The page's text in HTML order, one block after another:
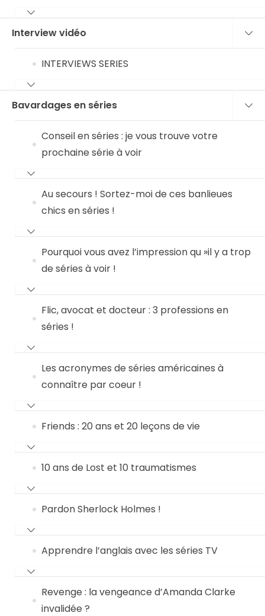
Interview vidéo
INTERVIEWS SERIES
Bavardages en séries
Conseil en séries : je vous trouve votre
prochaine série à voir
Au secours ! Sortez-moi de ces banlieues
chics en séries !
Pourquoi vous avez l’impression qu »il y a trop
de séries à voir !
Flic, avocat et docteur : 3 professions en
séries !
Les acronymes de séries américaines à
connaître par coeur !
Friends : 20 ans et 20 leçons de vie
10 ans de Lost et 10 traumatismes
Pardon Sherlock Holmes !
Apprendre l’anglais avec les séries TV
Revenge : la vengeance d’Amanda Clarke
invalidée ?